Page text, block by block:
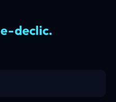
e-declic.